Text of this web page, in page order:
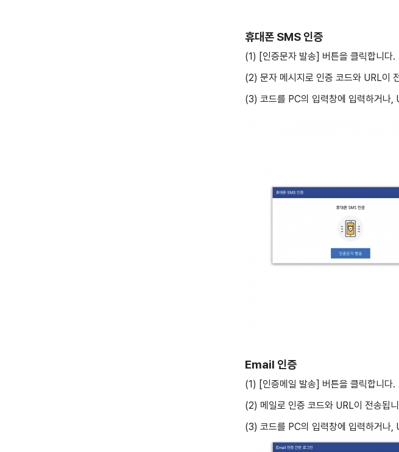
휴대폰 SMS 인증
(1) [인증문자 발송] 버튼을 클릭합니다.
(2) 문자 메시지로 인증 코드와 URL이
(3) 코드를 PC의 입력창에 입력하거나,
Email 인증
(1) [인증메일 발송] 버튼을 클릭합니다.
(2) 메일로 인증 코드와 URL이 전송됩
(3) 코드를 PC의 입력창에 입력하거나,